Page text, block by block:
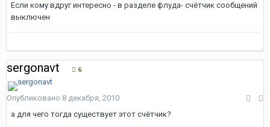
Если кому вдруг интересно - в разделе флуда- счётчик сообщений
выключен
sergonavt 6
Опубликовано 8 декабря, 2010
а для чего тогда существует этот счётчик?